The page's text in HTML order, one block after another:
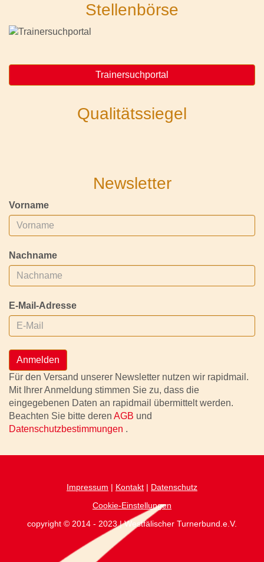
Stellenbörse
Trainersuchportal
Qualitätssiegel
Newsletter
Vorname
Nachname
E-Mail-Adresse
Anmelden
Für den Versand unserer Newsletter nutzen wir rapidmail.
Mit Ihrer Anmeldung stimmen Sie zu, dass die
eingegebenen Daten an rapidmail übermittelt werden.
Beachten Sie bitte deren AGB und
Datenschutzbestimmungen .
Impressum | Kontakt | Datenschutz
Cookie-Einstellungen
copyright © 2014 - 2023 | Westfälischer Turnerbund.e.V.